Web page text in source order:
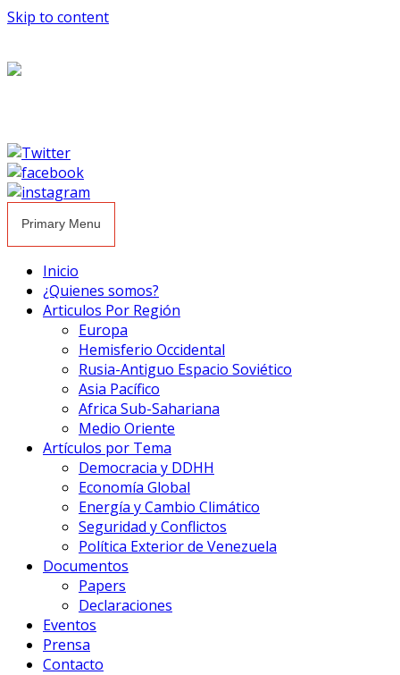
Skip to content
Primary Menu
Inicio
¿Quienes somos?
Articulos Por Región
Europa
Hemisferio Occidental
Rusia-Antiguo Espacio Soviético
Asia Pacífico
Africa Sub-Sahariana
Medio Oriente
Artículos por Tema
Democracia y DDHH
Economía Global
Energía y Cambio Climático
Seguridad y Conflictos
Política Exterior de Venezuela
Documentos
Papers
Declaraciones
Eventos
Prensa
Contacto